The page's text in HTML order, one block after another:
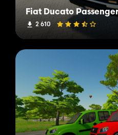
Fiat Ducato
2 610